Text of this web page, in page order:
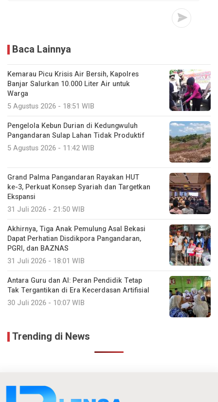
Baca Lainnya
Kemarau Picu Krisis Air Bersih, Kapolres
Banjar Salurkan 10.000 Liter Air untuk
Warga
5 Agustus 2026 - 18:51 WIB
Pengelola Kebun Durian di Kedungwuluh
Pangandaran Sulap Lahan Tidak Produktif ‎
5 Agustus 2026 - 11:42 WIB
Grand Palma Pangandaran Rayakan HUT
ke-3, Perkuat Konsep Syariah dan Targetkan
Ekspansi
31 Juli 2026 - 21:50 WIB
Akhirnya, Tiga Anak Pemulung Asal Bekasi
Dapat Perhatian Disdikpora Pangandaran,
PGRI, dan BAZNAS
31 Juli 2026 - 18:01 WIB
Antara Guru dan AI: Peran Pendidik Tetap
Tak Tergantikan di Era Kecerdasan Artifisial
30 Juli 2026 - 10:07 WIB
Trending di News